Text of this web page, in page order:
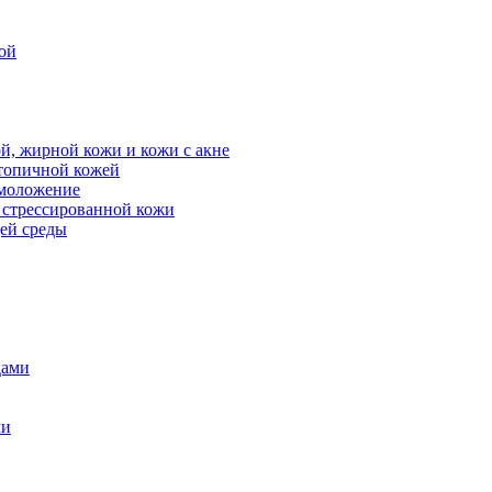
жирной кожи и кожи с акне
кожей
кожи
среды